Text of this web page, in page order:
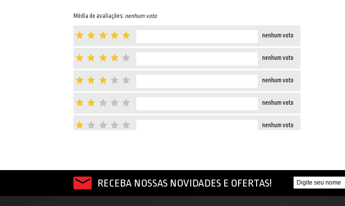
Média de avaliações: nenhum voto
nenhum voto
nenhum voto
nenhum voto
nenhum voto
nenhum voto
RECEBA NOSSAS NOVIDADES E OFERTAS!